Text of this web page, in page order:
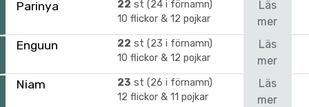
Parinya 22 st (24 i förnamn)
10 flickor & 12 pojkar
Läs
mer
Enguun 22 st (23 i förnamn)
10 flickor & 12 pojkar
Läs
mer
Niam 23 st (26 i förnamn)
12 flickor & 11 pojkar
Läs
mer